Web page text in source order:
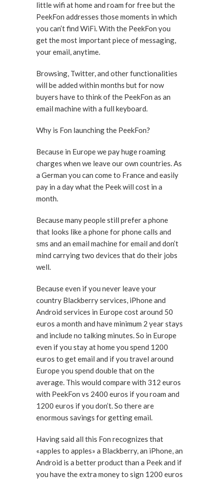
little wifi at home and roam for free but the
PeekFon addresses those moments in which
you can’t find WiFi. With the PeekFon you
get the most important piece of messaging,
your email, anytime.
Browsing, Twitter, and other functionalities
will be added within months but for now
buyers have to think of the PeekFon as an
email machine with a full keyboard.
Why is Fon launching the PeekFon?
Because in Europe we pay huge roaming
charges when we leave our own countries. As
a German you can come to France and easily
pay in a day what the Peek will cost in a
month.
Because many people still prefer a phone
that looks like a phone for phone calls and
sms and an email machine for email and don’t
mind carrying two devices that do their jobs
well.
Because even if you never leave your
country Blackberry services, iPhone and
Android services in Europe cost around 50
euros a month and have minimum 2 year stays
and include no talking minutes. So in Europe
even if you stay at home you spend 1200
euros to get email and if you travel around
Europe you spend double that on the
average. This would compare with 312 euros
with PeekFon vs 2400 euros if you roam and
1200 euros if you don’t. So there are
enormous savings for getting email.
Having said all this Fon recognizes that
«apples to apples» a Blackberry, an iPhone, an
Android is a better product than a Peek and if
you have the extra money to sign 1200 euros